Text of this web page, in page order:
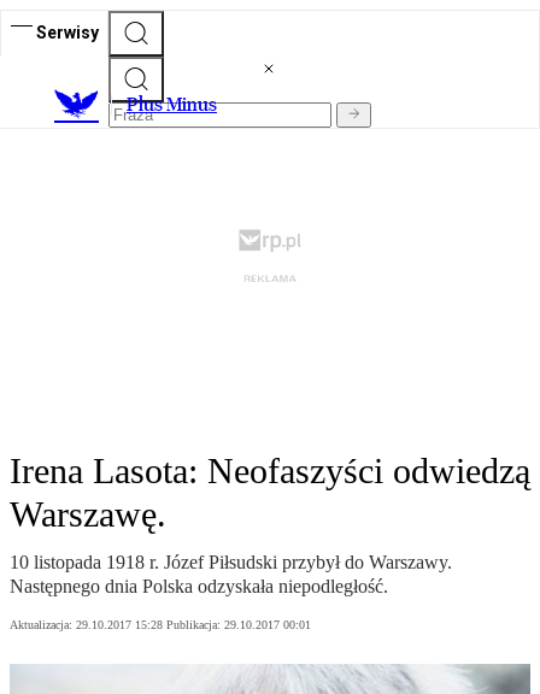
Serwisy
Plus Minus
Irena Lasota: Neofaszyści odwiedzą
Warszawę.
10 listopada 1918 r. Józef Piłsudski przybył do Warszawy.
Następnego dnia Polska odzyskała niepodległość.
Aktualizacja: 29.10.2017 15:28 Publikacja: 29.10.2017 00:01